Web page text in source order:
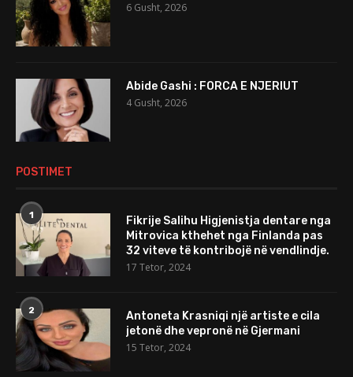
6 Gusht, 2026
Abide Gashi : FORCA E NJERIUT
4 Gusht, 2026
POSTIMET
1
Fikrije Salihu Higjenistja dentare nga
Mitrovica kthehet nga Finlanda pas
32 viteve të kontribojë në vendlindje.
17 Tetor, 2024
2
Antoneta Krasniqi një artiste e cila
jetonë dhe vepronë në Gjermani
15 Tetor, 2024